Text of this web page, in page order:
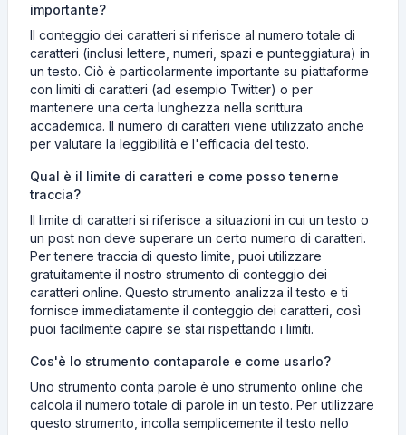
importante?
Il conteggio dei caratteri si riferisce al numero totale di
caratteri (inclusi lettere, numeri, spazi e punteggiatura) in
un testo. Ciò è particolarmente importante su piattaforme
con limiti di caratteri (ad esempio Twitter) o per
mantenere una certa lunghezza nella scrittura
accademica. Il numero di caratteri viene utilizzato anche
per valutare la leggibilità e l'efficacia del testo.
Qual è il limite di caratteri e come posso tenerne
traccia?
Il limite di caratteri si riferisce a situazioni in cui un testo o
un post non deve superare un certo numero di caratteri.
Per tenere traccia di questo limite, puoi utilizzare
gratuitamente il nostro strumento di conteggio dei
caratteri online. Questo strumento analizza il testo e ti
fornisce immediatamente il conteggio dei caratteri, così
puoi facilmente capire se stai rispettando i limiti.
Cos'è lo strumento contaparole e come usarlo?
Uno strumento conta parole è uno strumento online che
calcola il numero totale di parole in un testo. Per utilizzare
questo strumento, incolla semplicemente il testo nello